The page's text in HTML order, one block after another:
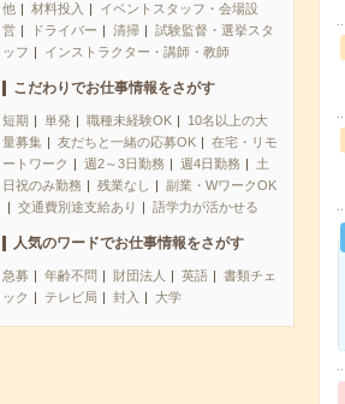
他
材料投入
イベントスタッフ・会場設
営
ドライバー 清掃
試験監督・選挙スタ
ッフ
インストラクター・講師・教師
こだわりでお仕事情報をさがす
短期 単発 職種未経験OK
10名以上の大
量募集
友だちと一緒の応募OK
在宅・リモ
ートワーク
週2～3日勤務 週4日勤務
土
日祝のみ勤務
残業なし
副業・WワークOK
交通費別途支給あり
語学力が活かせる
人気のワードでお仕事情報をさがす
急募 年齢不問 財団法人 英語
書類チェ
ック
テレビ局 封入 大学